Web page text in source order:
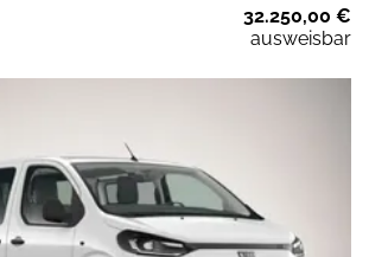
32.250,00 €
ausweisbar